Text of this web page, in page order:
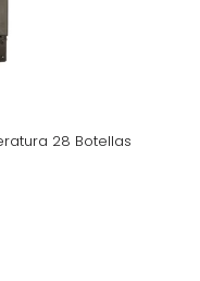
28 Botellas